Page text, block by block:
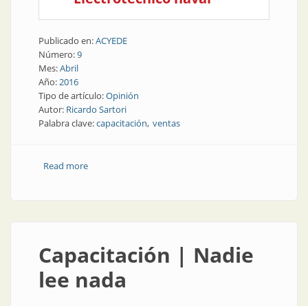
Publicado en:ACYEDE
Número:9
Mes:Abril
Año:2016
Tipo de artículo:Opinión
Autor: Ricardo Sartori
Palabra clave:capacitación ventas
Read moreabout Opinión | Más ventas con capacitación
Capacitación | Nadie
lee nada